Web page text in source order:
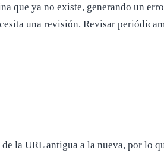
que ya no existe, generando un
una revisión. Revisar
la URL antigua a la nueva, por lo